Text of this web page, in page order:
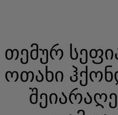
თემურ
ოთახი